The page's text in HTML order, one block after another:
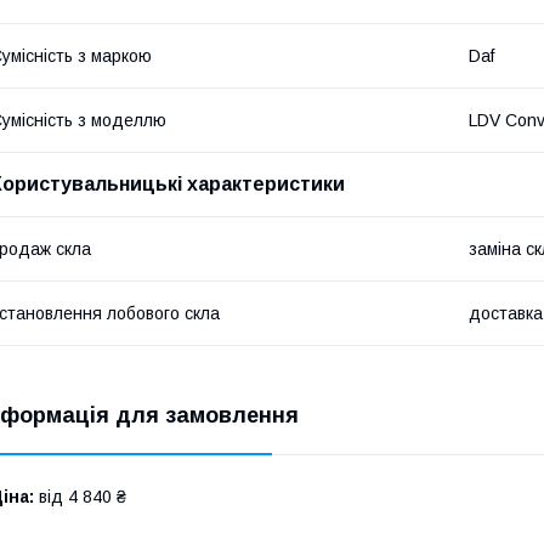
з маркою Daf
з моделлю LDV
характеристики
скла заміна
лобового скла
для замовлення
від 4 840 ₴